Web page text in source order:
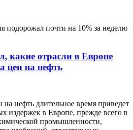
подорожал почти на 10% за неделю
какие отрасли в Европе
цен на нефть
нефть длительное время приведет
издержек в Европе, прежде всего в
промышленности,